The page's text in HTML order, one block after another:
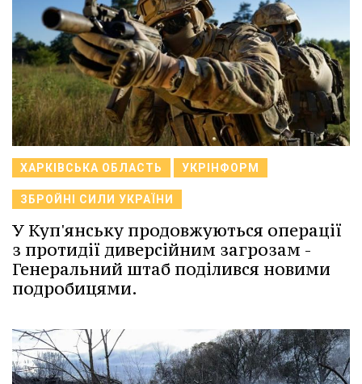
ХАРКІВСЬКА ОБЛАСТЬ УКРІНФОРМ
ЗБРОЙНІ СИЛИ УКРАЇНИ
У Куп'янську продовжуються операції
з протидії диверсійним загрозам -
Генеральний штаб поділився новими
подробицями.